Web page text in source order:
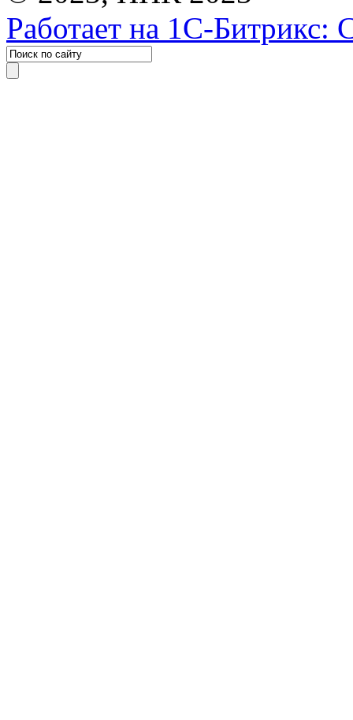
Работает на 1С-Битрикс: